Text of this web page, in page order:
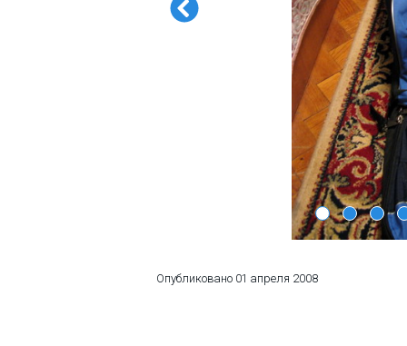
Опубликовано 01 апреля 2008